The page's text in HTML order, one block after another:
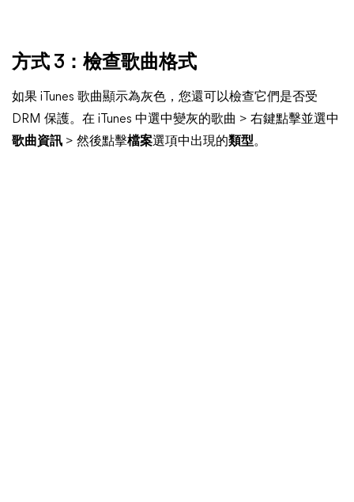
方式 3：檢查歌曲格式
如果 iTunes 歌曲顯示為灰色，您還可以檢查它們是否受
DRM 保護。在 iTunes 中選中變灰的歌曲 > 右鍵點擊並選中
歌曲資訊 > 然後點擊檔案選項中出現的類型。